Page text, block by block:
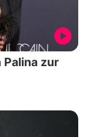
Palina zur